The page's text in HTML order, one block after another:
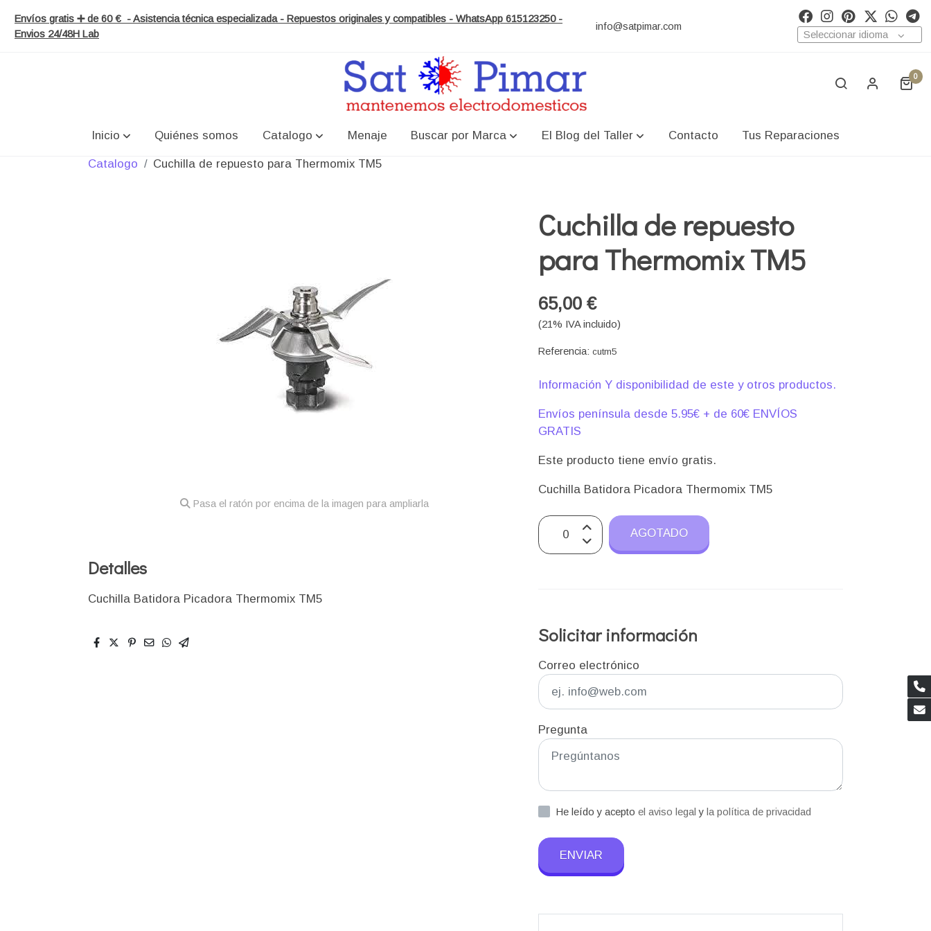
Envíos gratis ➕ de 60 € - Asistencia técnica especializada - Repuestos originales y compatibles - WhatsApp 615123250 -
Envios 24/48H Lab
info@satpimar.com
Seleccionar idioma
0
Inicio Quiénes somos Catalogo Menaje Buscar por Marca El Blog del Taller Contacto Tus Reparaciones
Catalogo Cuchilla de repuesto para Thermomix TM5
Pasa el ratón por encima de la imagen para ampliarla
Detalles
Cuchilla Batidora Picadora Thermomix TM5
Cuchilla de repuesto
para Thermomix TM5
65,00 €
(21% IVA incluido)
Referencia:cutm5
Información Y disponibilidad de este y otros productos.
Envíos península desde 5.95€ + de 60€ ENVÍOS
GRATIS
Este producto tiene envío gratis.
Cuchilla Batidora Picadora Thermomix TM5
AGOTADO
Solicitar información
Correo electrónico
Pregunta
He leído y acepto el aviso legaly la política de privacidad
ENVIAR